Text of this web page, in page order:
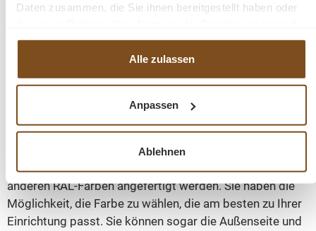
Daten zusammen, die Sie ihnen bereitgestellt haben oder
haben.
Alle zulassen
Anpassen
Ablehnen
gleiten sanft und erzeugen beinahe den Eindruck zu
schweben. Die Schubladen sind mit einer Soft-Closing-
Funktion ausgestattet - moderner Luxus. Die Seiten des
Aussicht ermöglicht und den Schrank mit Licht
durchflutet.
Der Vitrinenschrank Neuss kann ebenfalls in sämtlichen
anderen RAL-Farben angefertigt werden. Sie haben die
Möglichkeit, die Farbe zu wählen, die am besten zu Ihrer
Einrichtung passt. Sie können sogar die Außenseite und